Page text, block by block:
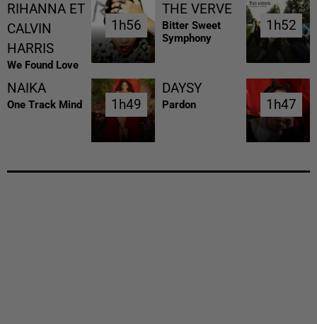
RIHANNA ET
CALVIN
HARRIS
We Found Love
1h56
1h56
THE VERVE
Bitter Sweet
Symphony
1h52
1h52
NAIKA
One Track Mind 1h49
1h49
DAYSY
Pardon 1h47
1h47